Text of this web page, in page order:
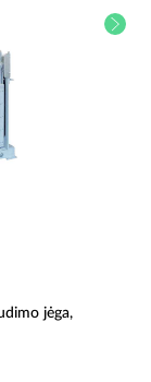
jėga,